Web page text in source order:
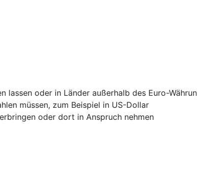
lassen oder in Länder außerhalb des Euro-
müssen, zum Beispiel in US-Dollar
oder dort in Anspruch nehmen